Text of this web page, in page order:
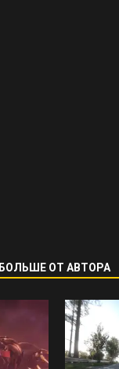
БОЛЬШЕ ОТ АВТОРА